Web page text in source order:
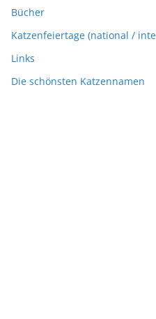
Bücher
Katzenfeiertage (national /
Links
Die schönsten Katzennamen